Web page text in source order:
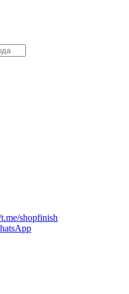
shopfinish